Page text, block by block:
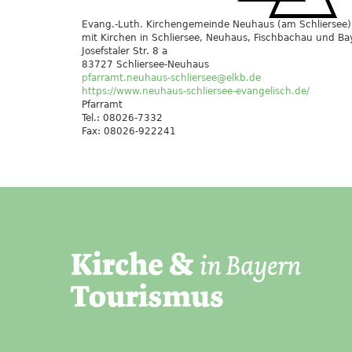
Evang.-Luth. Kirchengemeinde Neuhaus (am Schliersee)
mit Kirchen in Schliersee, Neuhaus, Fischbachau und
Josefstaler Str. 8 a
83727 Schliersee-Neuhaus
pfarramt.neuhaus-schliersee@elkb.de
https://www.neuhaus-schliersee-evangelisch.de/
Pfarramt
Tel.: 08026-7332
Fax: 08026-922241